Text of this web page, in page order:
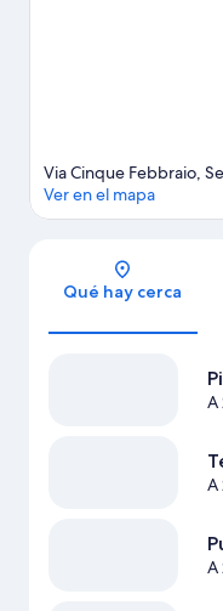
Via Cinque Febbraio,
Ver en el mapa
Qué hay cerca
A
A
A